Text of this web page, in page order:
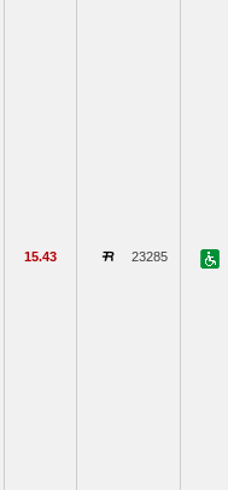
15.43 23285